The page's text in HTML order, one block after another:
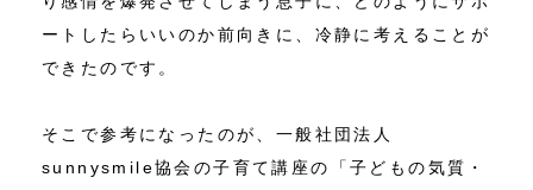
ートしたらいいのか前向きに、冷静に考えることが
できたのです。
そこで参考になったのが、一般社団法人
sunnysmile協会の子育て講座の「子どもの気質・